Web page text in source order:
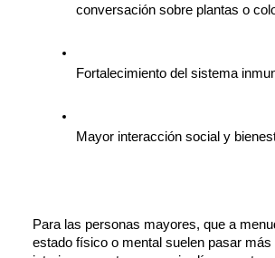
conversación sobre plantas o
Fortalecimiento del sistema
Mayor interacción social y
Para las personas mayores, que a
estado físico o mental suelen pasar más